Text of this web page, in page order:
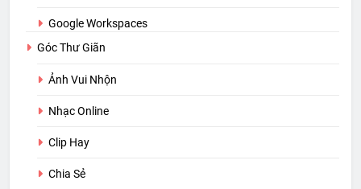
Google Workspaces
Góc Thư Giãn
Ảnh Vui Nhộn
Nhạc Online
Clip Hay
Chia Sẻ